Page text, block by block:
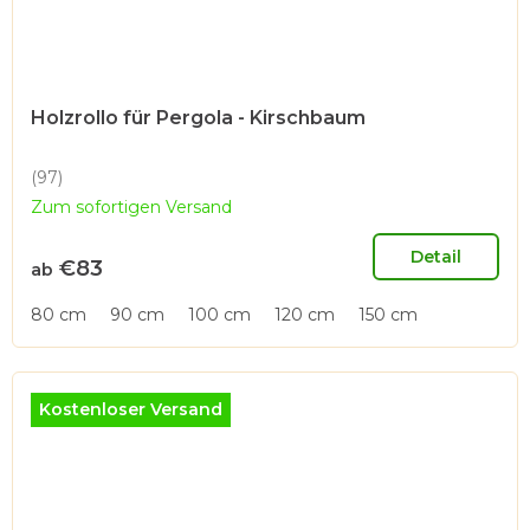
Holzrollo für Pergola - Kirschbaum
Die
durchschnittliche
5,0
5
Sternen.
(97)
Zum sofortigen Versand
ab €83 Detail
80 cm 90 cm 100 cm 120 cm 150 cm
Kostenloser Versand